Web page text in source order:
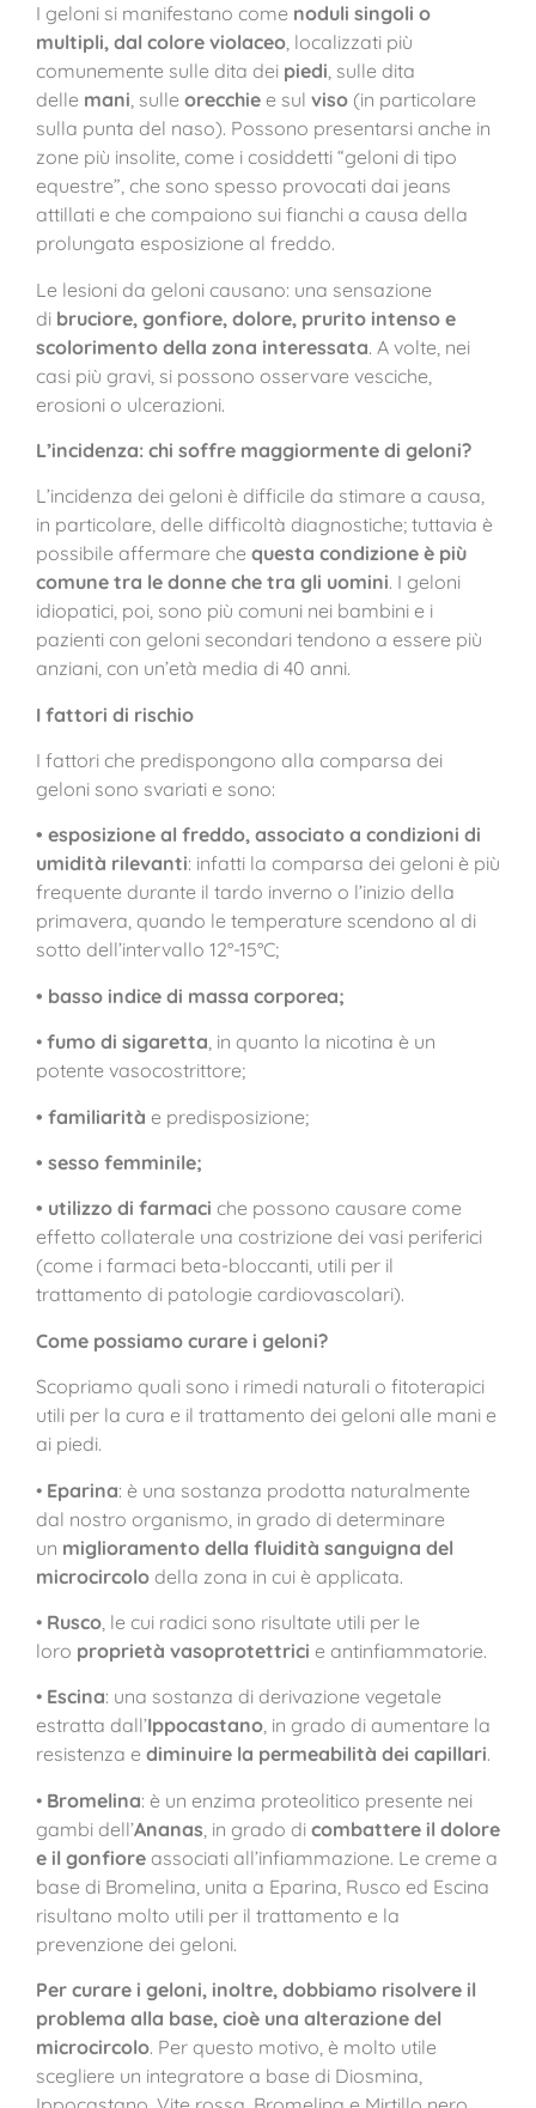
I geloni si manifestano come noduli singoli o
multipli, dal colore violaceo, localizzati più
comunemente sulle dita dei piedi, sulle dita
delle mani, sulle orecchie e sul viso (in particolare
sulla punta del naso). Possono presentarsi anche in
zone più insolite, come i cosiddetti “geloni di tipo
equestre”, che sono spesso provocati dai jeans
attillati e che compaiono sui fianchi a causa della
prolungata esposizione al freddo.
Le lesioni da geloni causano: una sensazione
di bruciore, gonfiore, dolore, prurito intenso e
scolorimento della zona interessata. A volte, nei
casi più gravi, si possono osservare vesciche,
erosioni o ulcerazioni.
L’incidenza: chi soffre maggiormente di geloni?
L’incidenza dei geloni è difficile da stimare a causa,
in particolare, delle difficoltà diagnostiche; tuttavia è
possibile affermare che questa condizione è più
comune tra le donne che tra gli uomini. I geloni
idiopatici, poi, sono più comuni nei bambini e i
pazienti con geloni secondari tendono a essere più
anziani, con un’età media di 40 anni.
I fattori di rischio
I fattori che predispongono alla comparsa dei
geloni sono svariati e sono:
• esposizione al freddo, associato a condizioni di
umidità rilevanti: infatti la comparsa dei geloni è più
frequente durante il tardo inverno o l’inizio della
primavera, quando le temperature scendono al di
sotto dell’intervallo 12°-15°C;
• basso indice di massa corporea;
• fumo di sigaretta, in quanto la nicotina è un
potente vasocostrittore;
• familiarità e predisposizione;
• sesso femminile;
• utilizzo di farmaci che possono causare come
effetto collaterale una costrizione dei vasi periferici
(come i farmaci beta-bloccanti, utili per il
trattamento di patologie cardiovascolari).
Come possiamo curare i geloni?
Scopriamo quali sono i rimedi naturali o fitoterapici
utili per la cura e il trattamento dei geloni alle mani e
ai piedi.
• Eparina: è una sostanza prodotta naturalmente
dal nostro organismo, in grado di determinare
un miglioramento della fluidità sanguigna del
microcircolo della zona in cui è applicata.
• Rusco , le cui radici sono risultate utili per le
loro proprietà vasoprotettrici e antinfiammatorie.
• Escina: una sostanza di derivazione vegetale
estratta dall’Ippocastano, in grado di aumentare la
resistenza e diminuire la permeabilità dei capillari.
• Bromelina: è un enzima proteolitico presente nei
gambi dell’Ananas , in grado di combattere il dolore
e il gonfiore associati all’infiammazione. Le creme a
base di Bromelina, unita a Eparina, Rusco ed Escina
risultano molto utili per il trattamento e la
prevenzione dei geloni.
Per curare i geloni, inoltre, dobbiamo risolvere il
problema alla base, cioè una alterazione del
microcircolo. Per questo motivo, è molto utile
scegliere un integratore a base di Diosmina,